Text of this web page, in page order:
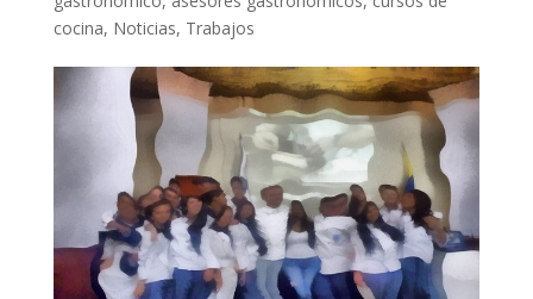
cocina, Noticias, Trabajos